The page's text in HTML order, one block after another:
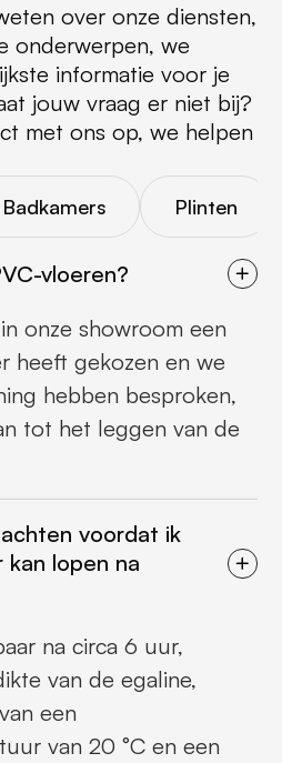
over onze diensten,
onderwerpen, we
informatie voor je
jouw vraag er niet bij?
met ons op, we helpen
Badkamers Plinten
vloeren?
onze showroom een
heeft gekozen en we
hebben besproken,
tot het leggen van de
voordat ik
lopen na
na circa 6 uur,
van de egaline,
een
van 20 °C en een